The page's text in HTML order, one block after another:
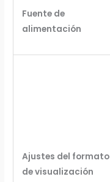
Fuente de
alimentación
Ajustes del formato
de visualización